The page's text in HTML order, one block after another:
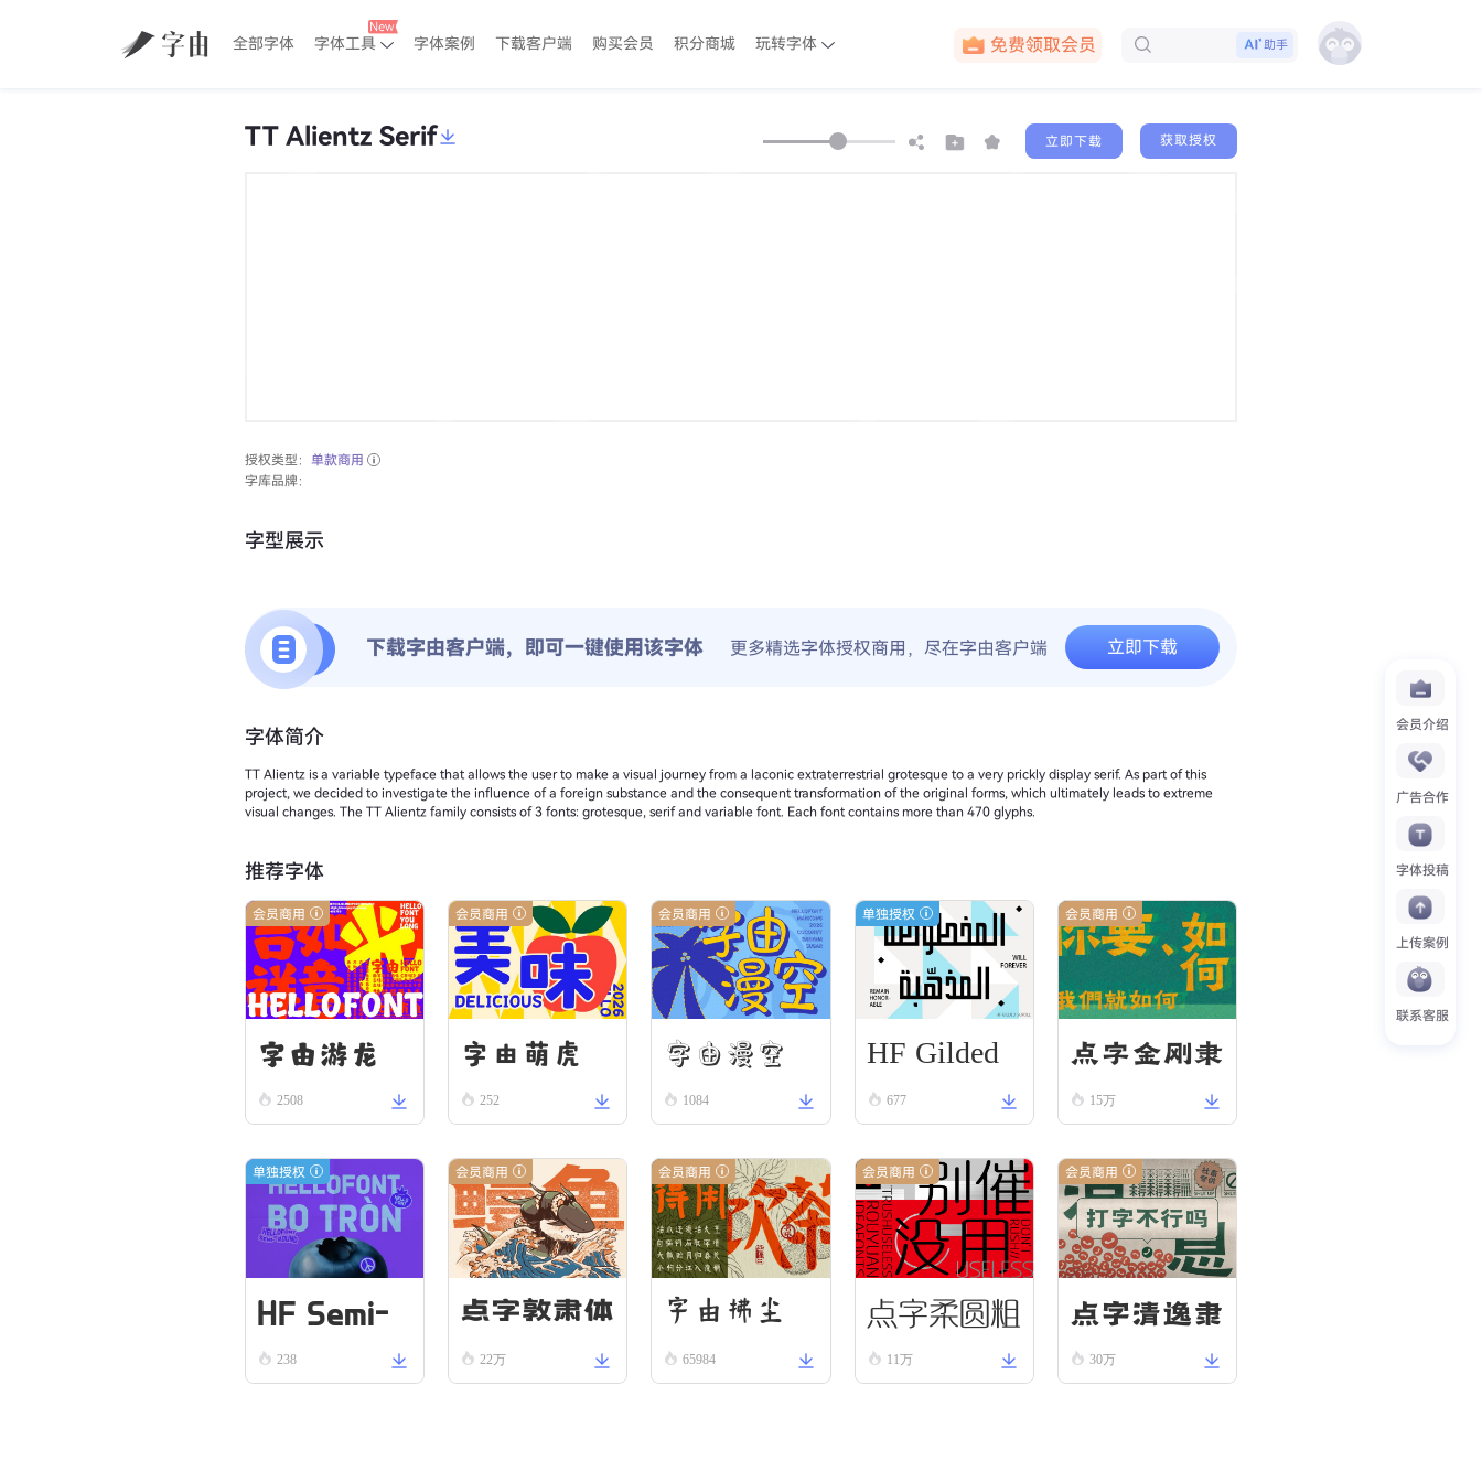
全部字体 字体工具 字体案例 下载客户端 购买会员 积分商城 玩转字体
免费领取会员
助手
会员介绍
广告合作
字体投稿
上传案例
联系客服
TT Alientz Serif 立即下载 获取授权
授权类型： 单款商用
字库品牌：
字型展示
下载字由客户端，即可一键使用该字体 更多精选字体授权商用，尽在字由客户端 立即下载
字体简介
TT Alientz is a variable typeface that allows the user to make a visual journey from a laconic extraterrestrial grotesque to a very prickly display serif. As part of this
project, we decided to investigate the influence of a foreign substance and the consequent transformation of the original forms, which ultimately leads to extreme
visual changes. The TT Alientz family consists of 3 fonts: grotesque, serif and variable font. Each font contains more than 470 glyphs.
推荐字体
会员商用
字由游龙
2508
会员商用
字由萌虎
252
会员商用
字由漫空
1084
单独授权
HF Gilded
Scroll
677
会员商用
点字金刚隶
15万
单独授权
HF Semi-
Round VN
238
会员商用
点字敦肃体
22万
会员商用
字由拂尘
65984
会员商用
点字柔圆粗
11万
会员商用
点字清逸隶
30万